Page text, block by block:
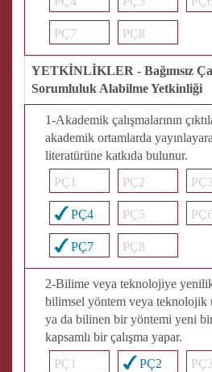
PÇ7 PÇ8
YETKİNLİKLER - Bağımsız
Sorumluluk Alabilme Yetkinliği
1-Akademik çalışmalarının
akademik ortamlarda
literatürüne katkıda bulunur.
PÇ1
PÇ2 PÇ3
PÇ4 PÇ5
PÇ7 PÇ8
2-Bilime veya teknolojiye
bilimsel yöntem veya teknolojik
ya da bilinen bir yöntemi yeni
kapsamlı bir çalışma yapar.
PÇ1
PÇ2 PÇ3